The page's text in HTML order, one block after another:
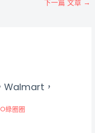
下一篇 文章 →
Walmart，
綠圈圈